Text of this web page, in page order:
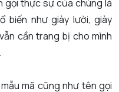
gọi thực sự của chúng là
biến như giày lười, giày
cần trang bị cho mình
mã cũng như tên gọi